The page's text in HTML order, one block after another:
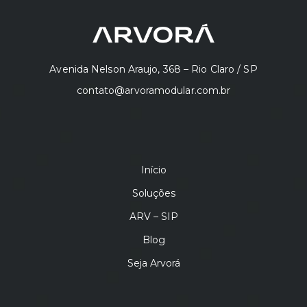
Avenida Nelson Araujo, 368 – Rio Claro / SP
contato@arvoramodular.com.br
Início
Soluções
ARV – SIP
Blog
Seja Arvorá